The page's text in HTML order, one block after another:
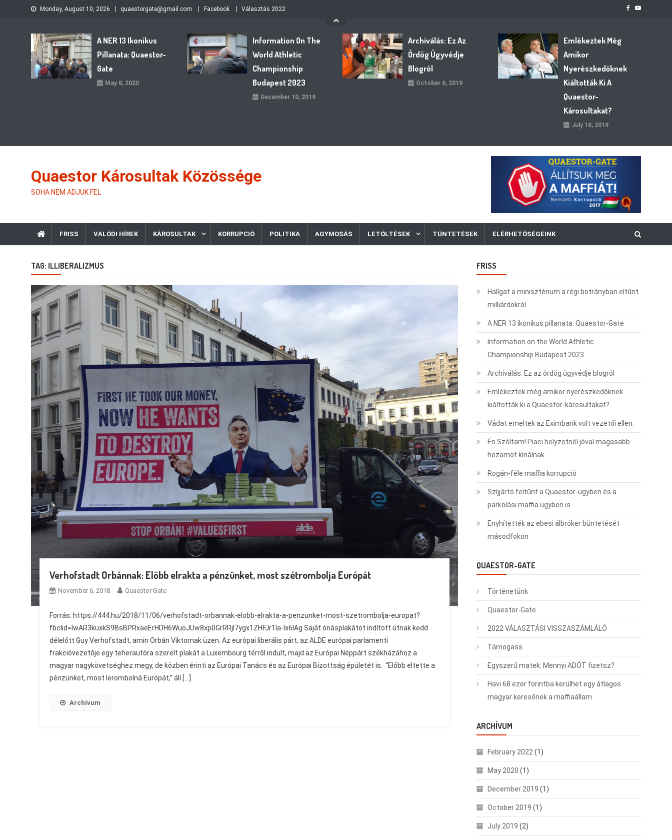
Monday, August 10, 2026 quaestorgate@gmail.com Facebook Választás 2022
A NER 13 Ikonikus
Pillanata: Quaestor-
Gate
May 8, 2020
Information On The
World Athletic
Championship
Budapest 2023
December 10, 2019
Archiválás: Ez Az
Ördög Ügyvédje
Blogról
October 6, 2019
Emlékeztek Még
Amikor
Nyerészkedőknek
Kiáltották Ki A
Quaestor-
Károsultakat?
July 18, 2019
Quaestor Károsultak Közössége
SOHA NEM ADJUK FEL
FRISS VALÓDI HÍREK KÁROSULTAK KORRUPCIÓ POLITIKA AGYMOSÁS LETÖLTÉSEK TÜNTETÉSEK ELÉRHETŐSÉGEINK
TAG: ILLIBERALIZMUS
Verhofstadt Orbánnak: Előbb elrakta a pénzünket, most szétrombolja Európát
November 6, 2018 Quaestor Gate
Forrás: https://444.hu/2018/11/06/verhofstadt-orbannak-elobb-elrakta-a-penzunket-most-szetrombolja-europat?
fbclid=IwAR3kuxkS9BsBPRxaeErHDH6WuoJUw8xp0GrRRjI7ygx1ZHFJr1la-lx6lAg Saját óriásplakátot indított útnak kedd
délelőtt Guy Verhofstadt, amin Orbán Viktornak üzen. Az európai liberális párt, az ALDE európai parlamenti
frakcióvezetője egy teherautóra szerelt plakát a Luxembourg térről indult, majd az Európai Néppárt székházához a
magyar nagykövetséghez megy, de közben érinti az Európai Tanács és az Európai Bizottság épületét is. “Előbb eltette a
pénzünket, most lerombolná Európát,” áll […]
Archívum
FRISS
Hallgat a minisztérium a régi botrányban eltűnt
milliárdokról
A NER 13 ikonikus pillanata: Quaestor-Gate
Information on the World Athletic
Championship Budapest 2023
Archiválás: Ez az ördög ügyvédje blogról
Emlékeztek még amikor nyerészkedőknek
kiáltották ki a Quaestor-károsultakat?
Vádat emeltek az Eximbank volt vezetői ellen.
Én Szóltam! Piaci helyzetnél jóval magasabb
hozamot kínálnak
Rogán-féle maffia korrupció
Szíjjártó feltűnt a Quaestor-ügyben és a
parkolási maffia ügyben is
Enyhítették az ebesi álbróker büntetését
másodfokon
QUAESTOR-GATE
Történetünk
Quaestor-Gate
2022 VÁLASZTÁSI VISSZASZÁMLÁLÓ
Támogass
Egyszerű matek: Mennyi ADÓT fizetsz?
Havi 68 ezer forintba kerülhet egy átlagos
magyar keresőnek a maffiaállam
ARCHÍVUM
February 2022 (1)
May 2020 (1)
December 2019 (1)
October 2019 (1)
July 2019 (2)